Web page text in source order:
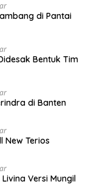
di Pantai
Bentuk Tim
di Banten
New Terios
Versi Mungil